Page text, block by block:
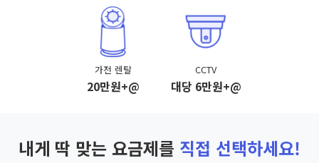
가전 렌탈
20만원+@
CCTV
대당 6만원+@
내게 딱 맞는 요금제를 직접 선택하세요!